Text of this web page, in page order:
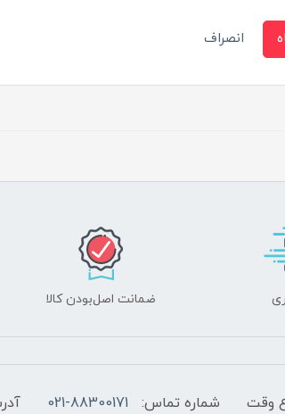
انصراف
ضمانت اصل‌بودن کالا
وقت شماره تماس: 021-88300171